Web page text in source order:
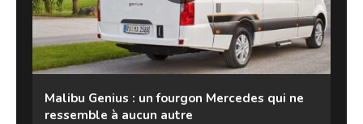
Malibu Genius : un fourgon Mercedes qui ne
ressemble à aucun autre